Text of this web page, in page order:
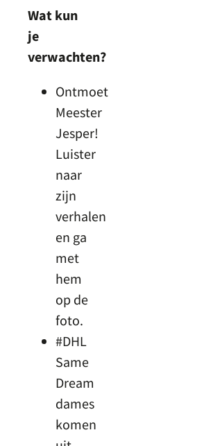
Wat kun
je
verwachten?
Ontmoet
Meester
Jesper!
Luister
naar
zijn
verhalen
en ga
met
hem
op de
foto.
#DHL
Same
Dream
dames
komen